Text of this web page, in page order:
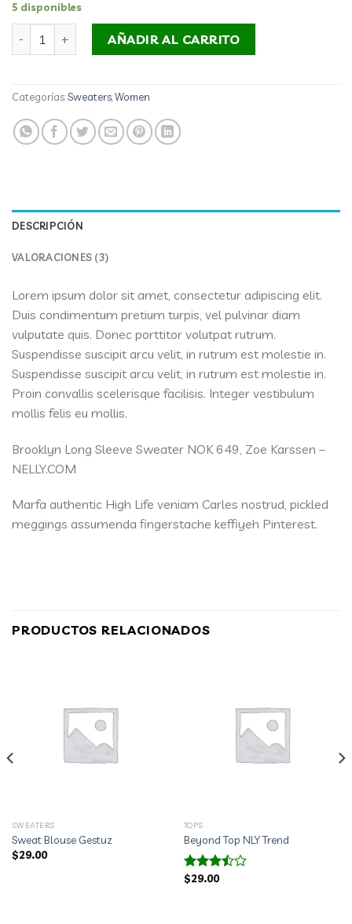
5 disponibles
Brooklyn Long Sleeve Sweater cantidad
AÑADIR AL CARRITO
Categorías:Sweaters Women
DESCRIPCIÓN
VALORACIONES (3)
Lorem ipsum dolor sit amet, consectetur adipiscing elit.
Duis condimentum pretium turpis, vel pulvinar diam
vulputate quis. Donec porttitor volutpat rutrum.
Suspendisse suscipit arcu velit, in rutrum est molestie in.
Suspendisse suscipit arcu velit, in rutrum est molestie in.
Proin convallis scelerisque facilisis. Integer vestibulum
mollis felis eu mollis.
Brooklyn Long Sleeve Sweater NOK 649, Zoe Karssen –
NELLY.COM
Marfa authentic High Life veniam Carles nostrud, pickled
meggings assumenda fingerstache keffiyeh Pinterest.
PRODUCTOS RELACIONADOS
SWEATERS
Sweat Blouse Gestuz
$29.00
TOPS
Beyond Top NLY Trend
Valorado
$29.00